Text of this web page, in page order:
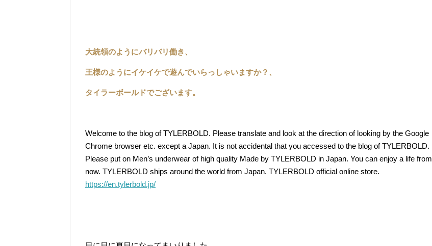
大統領のようにバリバリ働き、
王様のようにイケイケで遊んでいらっしゃいますか？、
タイラーボールドでございます。
Welcome to the blog of TYLERBOLD. Please translate and look at the direction of looking by the Google
Chrome browser etc. except a Japan. It is not accidental that you accessed to the blog of TYLERBOLD.
Please put on Men’s underwear of high quality Made by TYLERBOLD in Japan. You can enjoy a life from
now. TYLERBOLD ships around the world from Japan. TYLERBOLD official online store.
https://en.tylerbold.jp/